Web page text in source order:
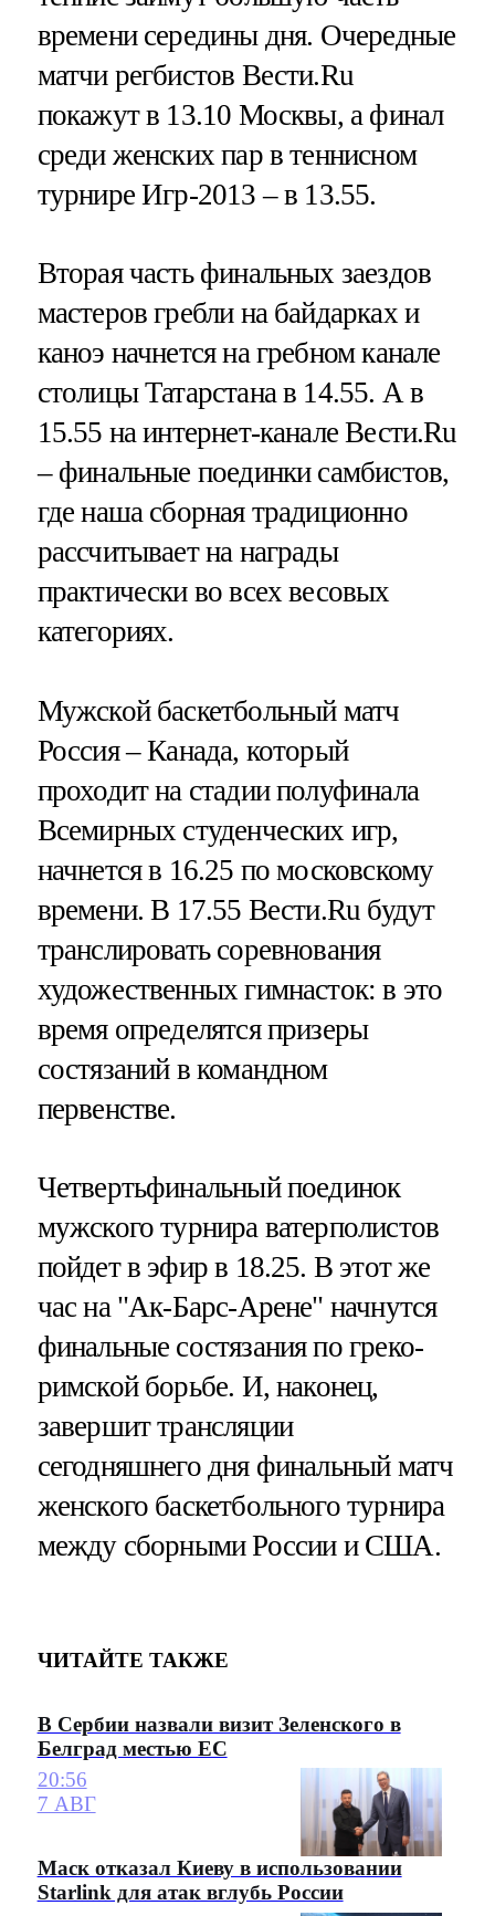
времени середины дня. Очередные
матчи регбистов Вести.Ru
покажут в 13.10 Москвы, а финал
среди женских пар в теннисном
турнире Игр-2013 – в 13.55.
Вторая часть финальных заездов
мастеров гребли на байдарках и
каноэ начнется на гребном канале
столицы Татарстана в 14.55. А в
15.55 на интернет-канале Вести.Ru
– финальные поединки самбистов,
где наша сборная традиционно
рассчитывает на награды
практически во всех весовых
категориях.
Мужской баскетбольный матч
Россия – Канада, который
проходит на стадии полуфинала
Всемирных студенческих игр,
начнется в 16.25 по московскому
времени. В 17.55 Вести.Ru будут
транслировать соревнования
художественных гимнасток: в это
время определятся призеры
состязаний в командном
первенстве.
Четвертьфинальный поединок
мужского турнира ватерполистов
пойдет в эфир в 18.25. В этот же
час на "Ак-Барс-Арене" начнутся
финальные состязания по греко-
римской борьбе. И, наконец,
завершит трансляции
сегодняшнего дня финальный матч
женского баскетбольного турнира
между сборными России и США.
ЧИТАЙТЕ ТАКЖЕ
В Сербии назвали визит Зеленского в
Белград местью ЕС
20:56
7 АВГ
Маск отказал Киеву в использовании
Starlink для атак вглубь России